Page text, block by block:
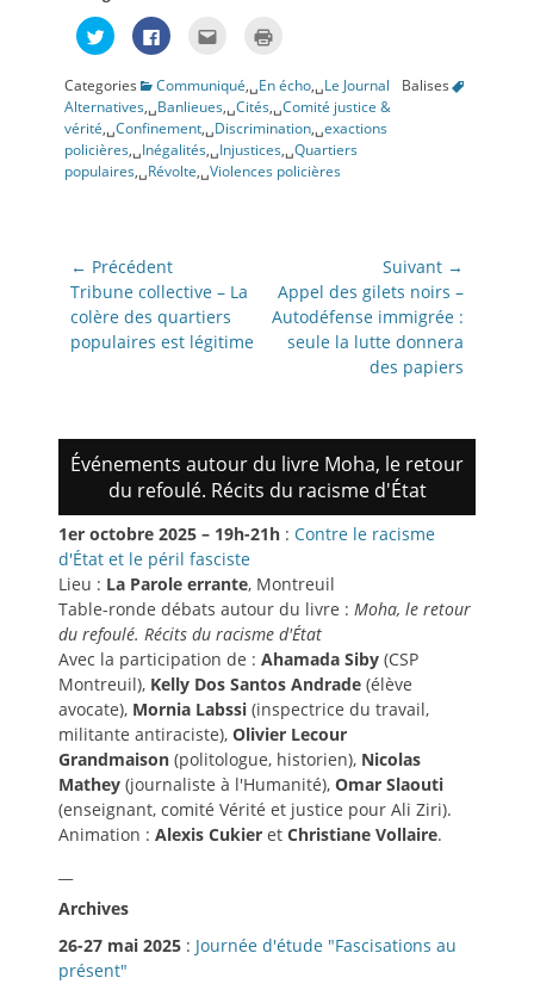
Cliquez
pour
partager
Twitter(ouvre
dans
une
nouvelle
fenêtre)
Cliquez
pour
Facebook(ouvre
dans
une
nouvelle
fenêtre)
Cliquez
e-
mail
à
un
ami(ouvre
dans
une
une
nouvelle
fenêtre)
Categories Communiqué,␣En écho,␣Le Journal
Balises
Alternatives,␣Banlieues,␣Cités,␣Comité justice &
vérité,␣Confinement,␣Discrimination,␣exactions
policières,␣Inégalités,␣Injustices,␣Quartiers
populaires,␣Révolte,␣Violences policières
Navigation
de
l’article
← Précédent
Article
précédent:
Tribune collective – La
colère des quartiers
populaires est légitime
Suivant →
Article
suivant:
Appel des gilets noirs –
Autodéfense immigrée :
seule la lutte donnera
des papiers
Événements autour du livre Moha, le retour
du refoulé. Récits du racisme d'État
1er octobre 2025 – 19h-21h : Contre le racisme
d'État et le péril fasciste
Lieu : La Parole errante, Montreuil
Table-ronde débats autour du livre : Moha, le retour
du refoulé. Récits du racisme d'État
Avec la participation de : Ahamada Siby (CSP
Montreuil), Kelly Dos Santos Andrade (élève
avocate), Mornia Labssi (inspectrice du travail,
militante antiraciste), Olivier Lecour
Grandmaison (politologue, historien), Nicolas
Mathey (journaliste à l'Humanité), Omar Slaouti
(enseignant, comité Vérité et justice pour Ali Ziri).
Animation : Alexis Cukier et Christiane Vollaire.
Archives
26-27 mai 2025 : Journée d'étude "Fascisations au
présent"